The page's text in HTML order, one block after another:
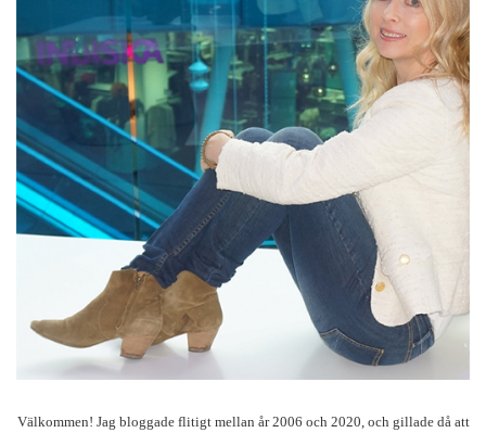
Välkommen! Jag bloggade flitigt mellan år 2006 och 2020, och gillade då att